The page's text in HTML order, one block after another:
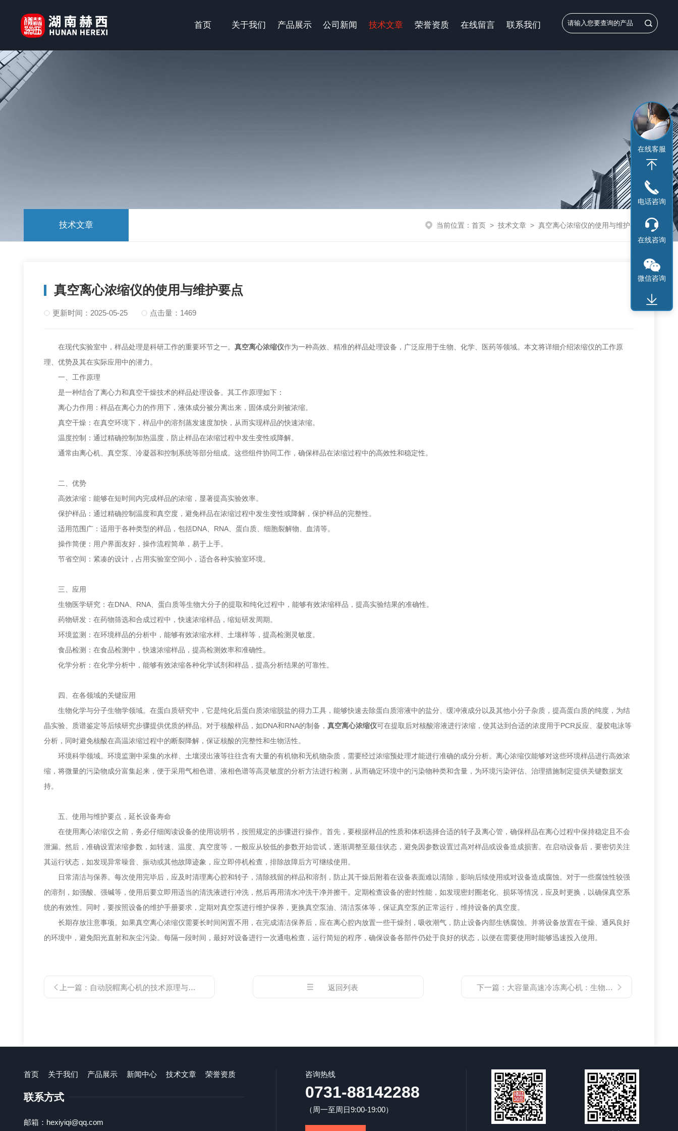
首页 关于我们 产品展示 公司新闻 技术文章 荣誉资质 在线留言 联系我们
技术文章 当前位置： 首页> 技术文章> 真空离心浓缩仪的使用与维护要点
真空离心浓缩仪的使用与维护要点
更新时间：2025-05-25 点击量：1469
在现代实验室中，样品处理是科研工作的重要环节之一。真空离心浓缩仪作为一种高效、精准的样品处理设备，广泛应用于生物、化学、医药等领域。本文将详细介绍浓缩仪的工作原
理、优势及其在实际应用中的潜力。
一、工作原理
是一种结合了离心力和真空干燥技术的样品处理设备。其工作原理如下：
离心力作用：样品在离心力的作用下，液体成分被分离出来，固体成分则被浓缩。
真空干燥：在真空环境下，样品中的溶剂蒸发速度加快，从而实现样品的快速浓缩。
温度控制：通过精确控制加热温度，防止样品在浓缩过程中发生变性或降解。
通常由离心机、真空泵、冷凝器和控制系统等部分组成。这些组件协同工作，确保样品在浓缩过程中的高效性和稳定性。
二、优势
高效浓缩：能够在短时间内完成样品的浓缩，显著提高实验效率。
保护样品：通过精确控制温度和真空度，避免样品在浓缩过程中发生变性或降解，保护样品的完整性。
适用范围广：适用于各种类型的样品，包括DNA、RNA、蛋白质、细胞裂解物、血清等。
操作简便：用户界面友好，操作流程简单，易于上手。
节省空间：紧凑的设计，占用实验室空间小，适合各种实验室环境。
三、应用
生物医学研究：在DNA、RNA、蛋白质等生物大分子的提取和纯化过程中，能够有效浓缩样品，提高实验结果的准确性。
药物研发：在药物筛选和合成过程中，快速浓缩样品，缩短研发周期。
环境监测：在环境样品的分析中，能够有效浓缩水样、土壤样等，提高检测灵敏度。
食品检测：在食品检测中，快速浓缩样品，提高检测效率和准确性。
化学分析：在化学分析中，能够有效浓缩各种化学试剂和样品，提高分析结果的可靠性。
四、在各领域的关键应用
生物化学与分子生物学领域。在蛋白质研究中，它是纯化后蛋白质浓缩脱盐的得力工具，能够快速去除蛋白质溶液中的盐分、缓冲液成分以及其他小分子杂质，提高蛋白质的纯度，为结
晶实验、质谱鉴定等后续研究步骤提供优质的样品。对于核酸样品，如DNA和RNA的制备，真空离心浓缩仪可在提取后对核酸溶液进行浓缩，使其达到合适的浓度用于PCR反应、凝胶电泳等
分析，同时避免核酸在高温浓缩过程中的断裂降解，保证核酸的完整性和生物活性。
环境科学领域。环境监测中采集的水样、土壤浸出液等往往含有大量的有机物和无机物杂质，需要经过浓缩预处理才能进行准确的成分分析。离心浓缩仪能够对这些环境样品进行高效浓
缩，将微量的污染物成分富集起来，便于采用气相色谱、液相色谱等高灵敏度的分析方法进行检测，从而确定环境中的污染物种类和含量，为环境污染评估、治理措施制定提供关键数据支
持。
五、使用与维护要点，延长设备寿命
在使用离心浓缩仪之前，务必仔细阅读设备的使用说明书，按照规定的步骤进行操作。首先，要根据样品的性质和体积选择合适的转子及离心管，确保样品在离心过程中保持稳定且不会
泄漏。然后，准确设置浓缩参数，如转速、温度、真空度等，一般应从较低的参数开始尝试，逐渐调整至最佳状态，避免因参数设置过高对样品或设备造成损害。在启动设备后，要密切关注
其运行状态，如发现异常噪音、振动或其他故障迹象，应立即停机检查，排除故障后方可继续使用。
日常清洁与保养。每次使用完毕后，应及时清理离心腔和转子，清除残留的样品和溶剂，防止其干燥后附着在设备表面难以清除，影响后续使用或对设备造成腐蚀。对于一些腐蚀性较强
的溶剂，如强酸、强碱等，使用后要立即用适当的清洗液进行冲洗，然后再用清水冲洗干净并擦干。定期检查设备的密封性能，如发现密封圈老化、损坏等情况，应及时更换，以确保真空系
统的有效性。同时，要按照设备的维护手册要求，定期对真空泵进行维护保养，更换真空泵油、清洁泵体等，保证真空泵的正常运行，维持设备的真空度。
长期存放注意事项。如果真空离心浓缩仪需要长时间闲置不用，在完成清洁保养后，应在离心腔内放置一些干燥剂，吸收潮气，防止设备内部生锈腐蚀。并将设备放置在干燥、通风良好
的环境中，避免阳光直射和灰尘污染。每隔一段时间，最好对设备进行一次通电检查，运行简短的程序，确保设备各部件仍处于良好的状态，以便在需要使用时能够迅速投入使用。
上一篇： 自动脱帽离心机的技术原理与创新价值 返回列表 下一篇： 大容量高速冷冻离心机：生物医学研究与工业生产的*工具
首页 关于我们 产品展示 新闻中心 技术文章 荣誉资质
联系方式
邮箱：hexiyiqi@qq.com
咨询热线
0731-88142288
（周一至周日9:00-19:00）
在线客服
电话咨询
在线咨询
微信咨询